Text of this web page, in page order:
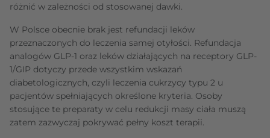
różnić w zależności od stosowanej dawki.
W Polsce obecnie brak jest refundacji leków
przeznaczonych do leczenia samej otyłości. Refundacja
analogów GLP-1 oraz leków działających na receptory GLP-
1/GIP dotyczy przede wszystkim wskazań
diabetologicznych, czyli leczenia cukrzycy typu 2 u
pacjentów spełniających określone kryteria. Osoby
stosujące te preparaty w celu redukcji masy ciała muszą
zatem zazwyczaj pokrywać pełny koszt terapii.